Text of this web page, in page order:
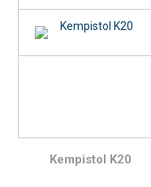
Kempistol K20